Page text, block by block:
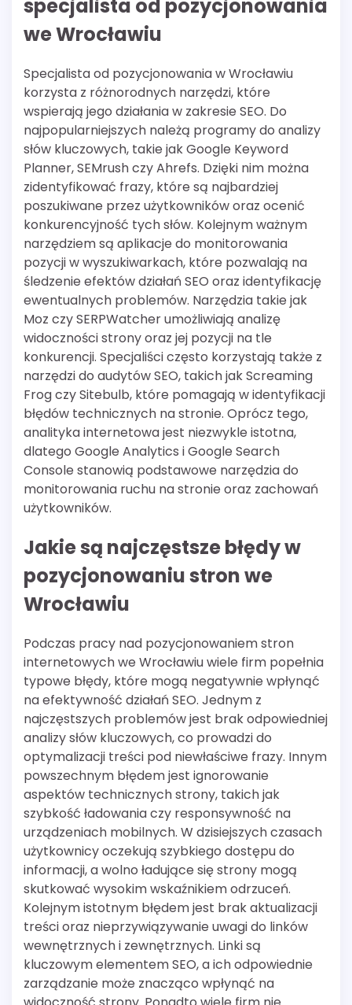
specjalista od pozycjonowania
we Wrocławiu
Specjalista od pozycjonowania w Wrocławiu
korzysta z różnorodnych narzędzi, które
wspierają jego działania w zakresie SEO. Do
najpopularniejszych należą programy do analizy
słów kluczowych, takie jak Google Keyword
Planner, SEMrush czy Ahrefs. Dzięki nim można
zidentyfikować frazy, które są najbardziej
poszukiwane przez użytkowników oraz ocenić
konkurencyjność tych słów. Kolejnym ważnym
narzędziem są aplikacje do monitorowania
pozycji w wyszukiwarkach, które pozwalają na
śledzenie efektów działań SEO oraz identyfikację
ewentualnych problemów. Narzędzia takie jak
Moz czy SERPWatcher umożliwiają analizę
widoczności strony oraz jej pozycji na tle
konkurencji. Specjaliści często korzystają także z
narzędzi do audytów SEO, takich jak Screaming
Frog czy Sitebulb, które pomagają w identyfikacji
błędów technicznych na stronie. Oprócz tego,
analityka internetowa jest niezwykle istotna,
dlatego Google Analytics i Google Search
Console stanowią podstawowe narzędzia do
monitorowania ruchu na stronie oraz zachowań
użytkowników.
Jakie są najczęstsze błędy w
pozycjonowaniu stron we
Wrocławiu
Podczas pracy nad pozycjonowaniem stron
internetowych we Wrocławiu wiele firm popełnia
typowe błędy, które mogą negatywnie wpłynąć
na efektywność działań SEO. Jednym z
najczęstszych problemów jest brak odpowiedniej
analizy słów kluczowych, co prowadzi do
optymalizacji treści pod niewłaściwe frazy. Innym
powszechnym błędem jest ignorowanie
aspektów technicznych strony, takich jak
szybkość ładowania czy responsywność na
urządzeniach mobilnych. W dzisiejszych czasach
użytkownicy oczekują szybkiego dostępu do
informacji, a wolno ładujące się strony mogą
skutkować wysokim wskaźnikiem odrzuceń.
Kolejnym istotnym błędem jest brak aktualizacji
treści oraz nieprzywiązywanie uwagi do linków
wewnętrznych i zewnętrznych. Linki są
kluczowym elementem SEO, a ich odpowiednie
zarządzanie może znacząco wpłynąć na